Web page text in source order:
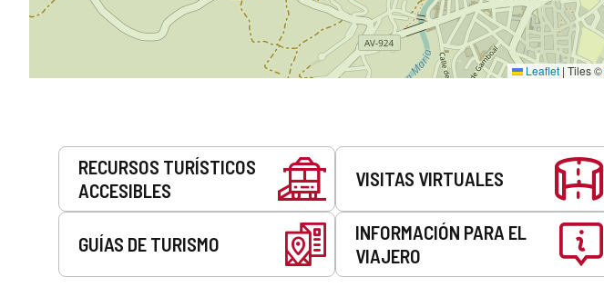
Leaflet | Tiles ©
Servicios
RECURSOS TURÍSTICOS
ACCESIBLES
VISITAS VIRTUALES
GUÍAS DE TURISMO
INFORMACIÓN PARA EL
VIAJERO